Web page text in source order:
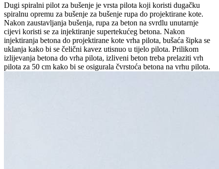
Dugi spiralni pilot za bušenje je vrsta pilota koji koristi dugačku
spiralnu opremu za bušenje za bušenje rupa do projektirane kote.
Nakon zaustavljanja bušenja, rupa za beton na svrdlu unutarnje
cijevi koristi se za injektiranje supertekućeg betona. Nakon
injektiranja betona do projektirane kote vrha pilota, bušaća šipka se
uklanja kako bi se čelični kavez utisnuo u tijelo pilota. Prilikom
izlijevanja betona do vrha pilota, izliveni beton treba prelaziti vrh
pilota za 50 cm kako bi se osigurala čvrstoća betona na vrhu pilota.